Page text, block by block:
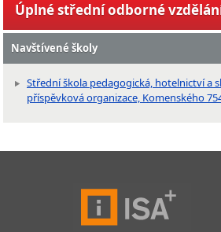
Úplné střední odborné
Navštívené školy
Střední škola pedagogická, hotelnictví a
příspěvková organizace, Komenského